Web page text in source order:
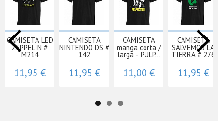
CAMISETA LED
ZEPPELIN #
M214
11,95 €
CAMISETA
NINTENDO DS #
142
11,95 €
CAMISETA
manga corta /
larga - PULP...
11,00 €
CAMISETA
SALVEMOS LA
TIERRA # 276
11,95 €